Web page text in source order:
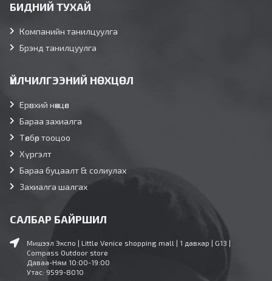
БИДНИЙ ТУХАЙ
Компанийн танилцуулга
Брэнд танилцуулга
ҮЙЛЧИЛГЭЭНИЙ НӨХЦӨЛ
Ерөнхий нөхцөл
Бараа захиалга
Төлбөр тооцоо
Хүргэлт
Бараа буцаалт & солиулах
Захиалга шалгах
САЛБАР БАЙРШИЛ
Мишээл Экспо | Little Venice shopping mall | 1 давхар | G13 |
Compass Outdoor store
Даваа-Ням 10:00-19:00
Утас: 9599-8010